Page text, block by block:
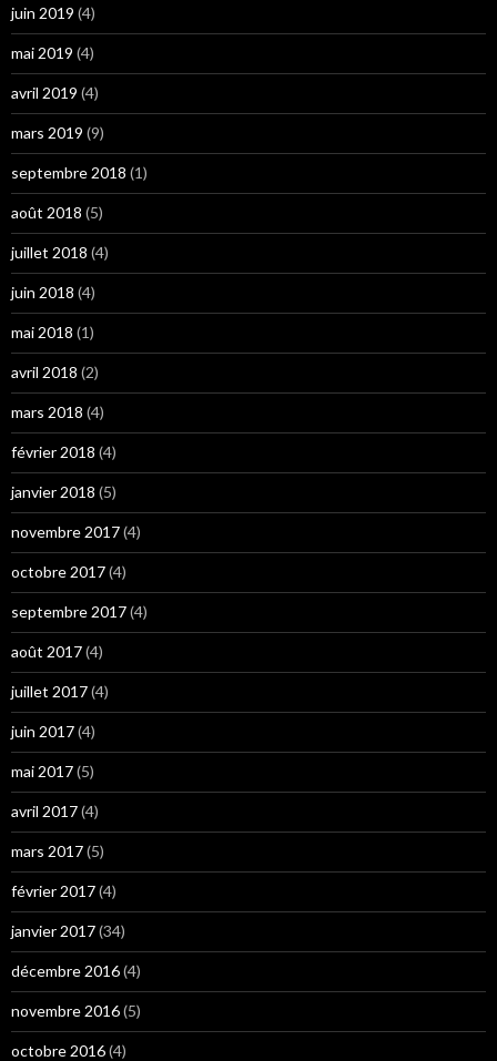
juin 2019 (4)
mai 2019 (4)
avril 2019 (4)
mars 2019 (9)
septembre 2018 (1)
août 2018 (5)
juillet 2018 (4)
juin 2018 (4)
mai 2018 (1)
avril 2018 (2)
mars 2018 (4)
février 2018 (4)
janvier 2018 (5)
novembre 2017(4)
octobre 2017(4)
septembre 2017(4)
août 2017(4)
juillet 2017(4)
juin 2017(4)
mai 2017(5)
avril 2017(4)
mars 2017(5)
février 2017(4)
janvier 2017(34)
décembre 2016(4)
novembre 2016(5)
octobre 2016(4)